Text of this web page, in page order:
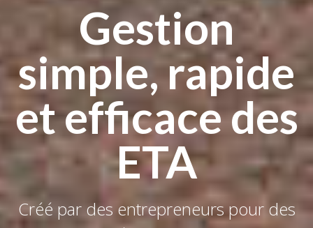
Gestion
simple, rapide
et efficace des
ETA
Créé par des entrepreneurs pour des